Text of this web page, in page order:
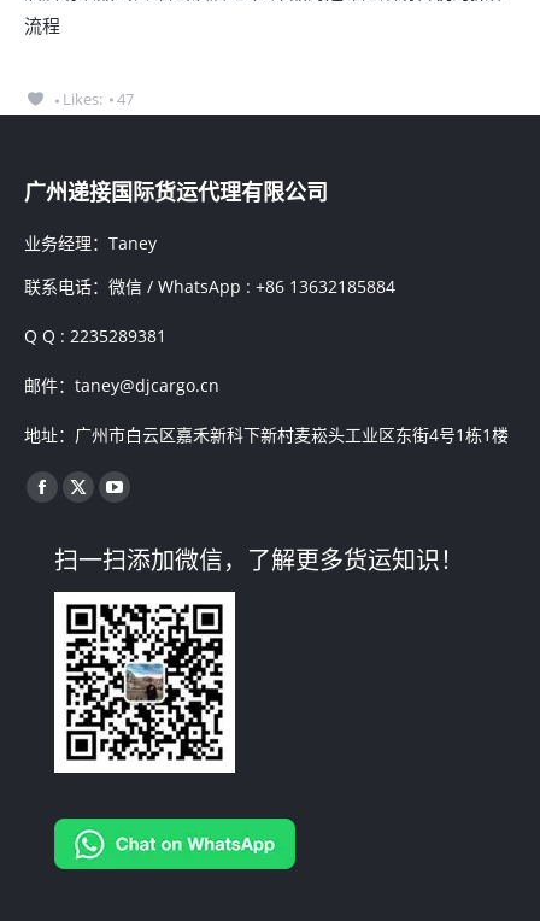
流程
Likes: 47
广州递接国际货运代理有限公司
业务经理：Taney
联系电话：微信 / WhatsApp : +86 13632185884
Q Q : 2235289381
邮件：taney@djcargo.cn
地址：广州市白云区嘉禾新科下新村麦崧头工业区东街4号1栋1楼
找到我们：
Facebook
opens
in
new
window
X
opens
in
new
window
YouTube
opens
in
new
window
扫一扫添加微信，了解更多货运知识！